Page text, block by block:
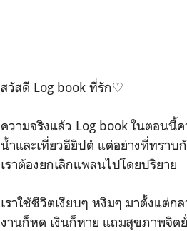
สวัสดี Log book ที่รัก♡
ความจริงแล้ว Log book ในตอนนี้ค
น้ำและเที่ยวอียิปต์ แต่อย่างที่ทราบ
เราต้องยกเลิกแพลนไปโดยปริยาย
เราใช้ชีวิตเงียบๆ หงิมๆ มาตั้งแต่ก
งานก็หด เงินก็หาย แถมสุขภาพจิต